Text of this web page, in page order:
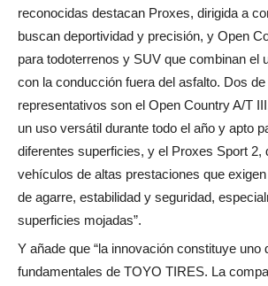
reconocidas destacan Proxes, dirigida a
buscan deportividad y precisión, y Open
para todoterrenos y SUV que combinan el
con la conducción fuera del asfalto. Dos
representativos son el Open Country A/T
un uso versátil durante todo el año y apto
diferentes superficies, y el Proxes Sport 2,
vehículos de altas prestaciones que
de agarre, estabilidad y seguridad,
superficies mojadas”.
Y añade que “la innovación constituye uno
fundamentales de TOYO TIRES. La